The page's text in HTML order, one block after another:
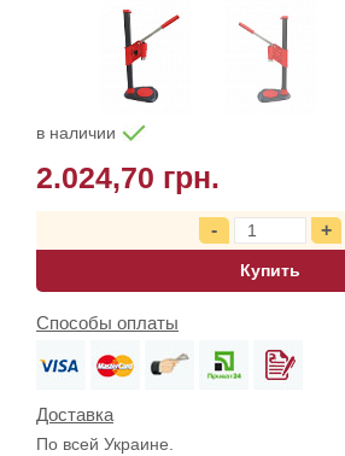
в наличии
2.024,70 грн.
Купить
Способы оплаты
Доставка
По всей Украине.